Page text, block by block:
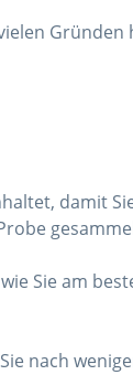
damit
Sie am
nach